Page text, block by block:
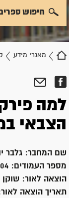
מאגרי מידע
חיפוש ספרים
למה
הצבאי
שם המחבר: גלבר
מספר העמודים:
הוצאה לאור: שוקן
תאריך הוצאה